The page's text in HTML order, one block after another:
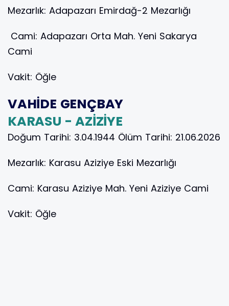
Mezarlık: Adapazarı Emirdağ-2 Mezarlığı
Cami: Adapazarı Orta Mah. Yeni Sakarya
Cami
Vakit: Öğle
VAHİDE GENÇBAY
KARASU - AZİZİYE
Doğum Tarihi: 3.04.1944 Ölüm Tarihi: 21.06.2026
Mezarlık: Karasu Aziziye Eski Mezarlığı
Cami: Karasu Aziziye Mah. Yeni Aziziye Cami
Vakit: Öğle